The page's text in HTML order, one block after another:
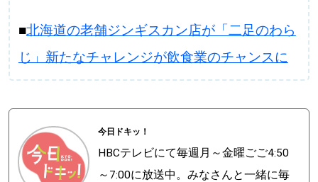
■北海道の老舗ジンギスカン店が「二足のわら
じ」新たなチャレンジが飲食業のチャンスに
今日ドキッ！
HBCテレビにて毎週月～金曜ごご4:50
～7:00に放送中。みなさんと一緒に毎